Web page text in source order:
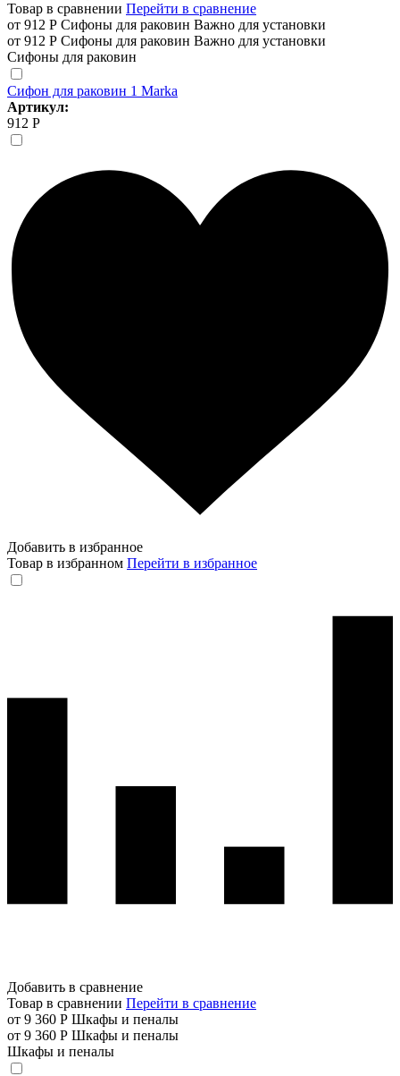
Товар в сравнении Перейти в сравнение
от 912 Р Сифоны для раковин Важно для установки
от 912 Р Сифоны для раковин Важно для установки
Сифоны для раковин
Сифон для раковин 1 Marka
Артикул:
912 Р
Добавить в избранное
Товар в избранном Перейти в избранное
Добавить в сравнение
Товар в сравнении Перейти в сравнение
от 9 360 Р Шкафы и пеналы
от 9 360 Р Шкафы и пеналы
Шкафы и пеналы